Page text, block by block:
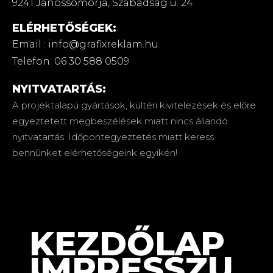
9241 Jánossomorja, Szabadság u. 24.
ELÉRHETŐSÉGEK:
Email : info@grafixreklam.hu
Telefon: 06 30 588 0509
NYITVATARTÁS:
A projektalapú gyártások, kültéri kivitelezések és előre
egyeztetett megbeszélések miatt nincs állandó
nyitvatartás. Időpontegyeztetés miatt keress
bennünket elérhetőségeink egyikén!
KEZDŐLAP